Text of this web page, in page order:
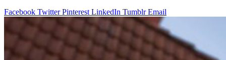
Facebook Twitter Pinterest LinkedIn Tumblr Email